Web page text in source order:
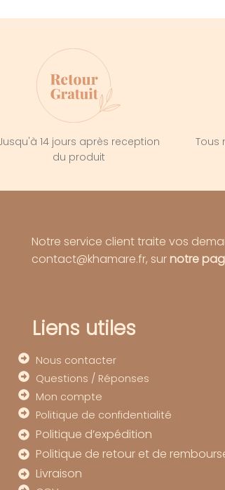
14 jours après reception
du produit
Tous
Notre service client traite vos
contact@khamare.fr, sur notre
Liens utiles
Nous contacter
Questions / Réponses
Mon compte
Politique de confidentialité
Politique d’expédition
Politique de retour et de
Livraison